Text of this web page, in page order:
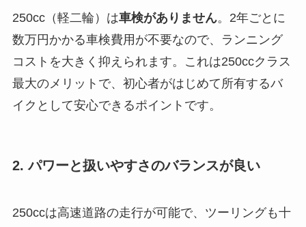
250cc（軽二輪）は車検がありません。2年ごとに
数万円かかる車検費用が不要なので、ランニング
コストを大きく抑えられます。これは250ccクラス
最大のメリットで、初心者がはじめて所有するバ
イクとして安心できるポイントです。
2. パワーと扱いやすさのバランスが良い
250ccは高速道路の走行が可能で、ツーリングも十